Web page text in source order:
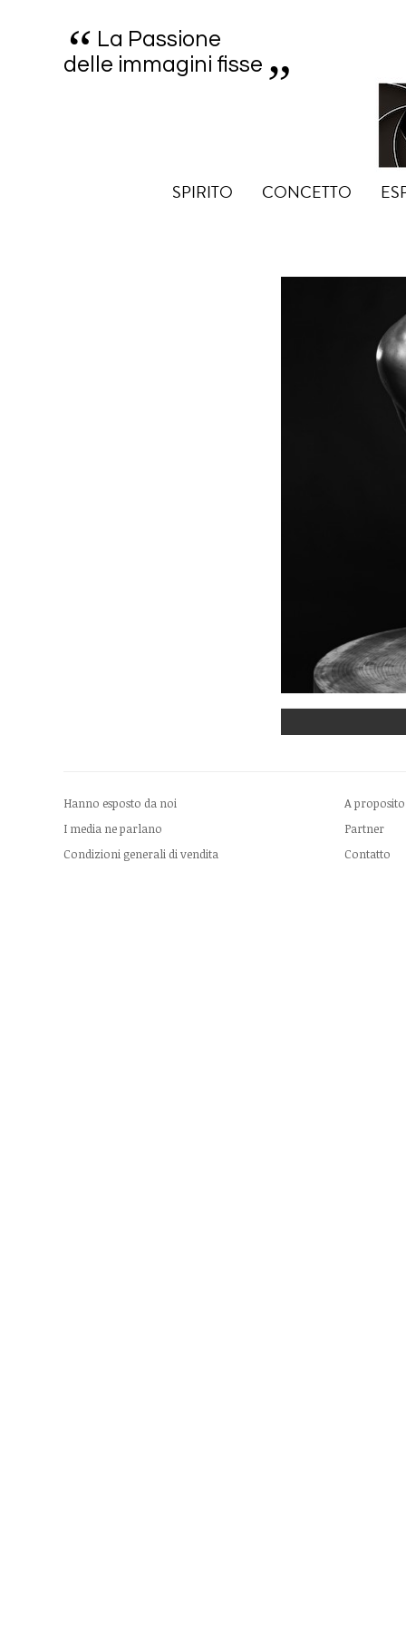
“ La Passione
delle immagini fisse „
SPIRITO CONCETTO
Hanno esposto da noi
I media ne parlano
Condizioni generali di vendita
A proposito
Partner
Contatto